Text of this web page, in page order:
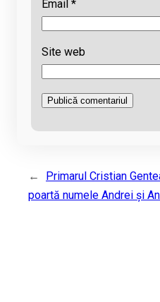
Email *
Site web
←
Primarul Cristian
poartă numele Andrei și